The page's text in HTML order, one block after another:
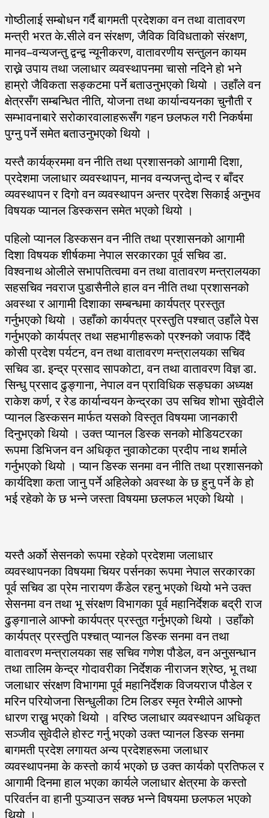
गोष्ठीलाई सम्बोधन गर्दै बागमती प्रदेशका वन तथा वातावरण
मन्त्री भरत के.सीले वन संरक्षण, जैविक विविधताको संरक्षण,
मानव–वन्यजन्तु द्वन्द्व न्यूनीकरण, वातावरणीय सन्तुलन कायम
राख्ने उपाय तथा जलाधार व्यवस्थापनमा चासो नदिने हो भने
हाम्रो जैविकता सङ्कटमा पर्ने बताउनुभएको थियो । उहाँले वन
क्षेत्रसँग सम्बन्धित नीति, योजना तथा कार्यान्वयनका चुनौती र
सम्भावनाबारे सरोकारवालाहरूसँग गहन छलफल गरी निकर्षमा
पुग्नु पर्ने समेत बताउनुभएको थियो ।
यस्तै कार्यक्रममा वन नीति तथा प्रशासनको आगामी दिशा,
प्रदेशमा जलाधार व्यवस्थापन, मानव वन्यजन्तु दोन्द र बाँदर
व्यवस्थापन र दिगो वन व्यवस्थापन अन्तर प्रदेश सिकाई अनुभव
विषयक प्यानल डिस्कसन समेत भएको थियो ।
पहिलो प्यानल डिस्कसन वन नीति तथा प्रशासनको आगामी
दिशा विषयक शीर्षकमा नेपाल सरकारका पूर्व सचिव डा.
विश्वनाथ ओलीले सभापतित्वमा वन तथा वातावरण मन्त्रालयका
सहसचिव नवराज पुडासैनीले हाल वन नीति तथा प्रशासनको
अवस्था र आगामी दिशाका सम्बन्धमा कार्यपत्र प्रस्तुत
गर्नुभएको थियो । उहाँको कार्यपत्र प्रस्तुति पश्चात् उहाँले पेस
गर्नुभएको कार्यपत्र तथा सहभागीहरूको प्रश्नको जवाफ दिँदै
कोसी प्रदेश पर्यटन, वन तथा वातावरण मन्त्रालयका सचिव
सचिव डा. इन्द्र प्रसाद सापकोटा, वन तथा वातावरण विज्ञ डा.
सिन्धु प्रसाद ढुङ्गाना, नेपाल वन प्राविधिक सङ्घका अध्यक्ष
राकेश कर्ण, र रेड कार्यान्वयन केन्द्रका उप सचिव शोभा सुवेदीले
प्यानल डिस्कसन मार्फत यसको विस्तृत विषयमा जानकारी
दिनुभएको थियो । उक्त प्यानल डिस्क सनको मोडियटरका
रूपमा डिभिजन वन अधिकृत नुवाकोटका प्रदीप नाथ शर्माले
गर्नुभएको थियो । प्यान डिस्क सनमा वन नीति तथा प्रशासनको
कार्यदिशा कता जानु पर्ने अहिलेको अवस्था के छ हुनु पर्ने के हो
भई रहेको के छ भन्ने जस्ता विषयमा छलफल भएको थियो ।
यस्तै अर्को सेसनको रूपमा रहेको प्रदेशमा जलाधार
व्यवस्थापनका विषयमा चियर पर्सनका रूपमा नेपाल सरकारका
पूर्व सचिव डा प्रेम नारायण कँडेल रहनु भएको थियो भने उक्त
सेसनमा वन तथा भू संरक्षण विभागका पूर्व महानिर्देशक बद्री राज
ढुङ्गानाले आफ्नो कार्यपत्र प्रस्तुत गर्नुभएको थियो । उहाँको
कार्यपत्र प्रस्तुति पश्चात् प्यानल डिस्क सनमा वन तथा
वातावरण मन्त्रालयका सह सचिव गणेश पौडेल, वन अनुसन्धान
तथा तालिम केन्द्र गोदावरीका निर्देशक नीराजन श्रेष्ठ, भू तथा
जलाधार संरक्षण विभागमा पूर्व महानिर्देशक विजयराज पौडेल र
मरिन परियोजना सिन्धुलीका टिम लिडर स्मृत रेग्मीले आफ्नो
धारण राख्नु भएको थियो । वरिष्ठ जलाधार व्यवस्थापन अधिकृत
सञ्जीव सुवेदीले होस्ट गर्नु भएको उक्त प्यानल डिस्क सनमा
बागमती प्रदेश लगायत अन्य प्रदेशहरूमा जलाधार
व्यवस्थापनमा के कस्तो कार्य भएको छ उक्त कार्यको प्रतिफल र
आगामी दिनमा हाल भएका कार्यले जलाधार क्षेत्रमा के कस्तो
परिवर्तन वा हानी पुञ्याउन सक्छ भन्ने विषयमा छलफल भएको
थियो ।